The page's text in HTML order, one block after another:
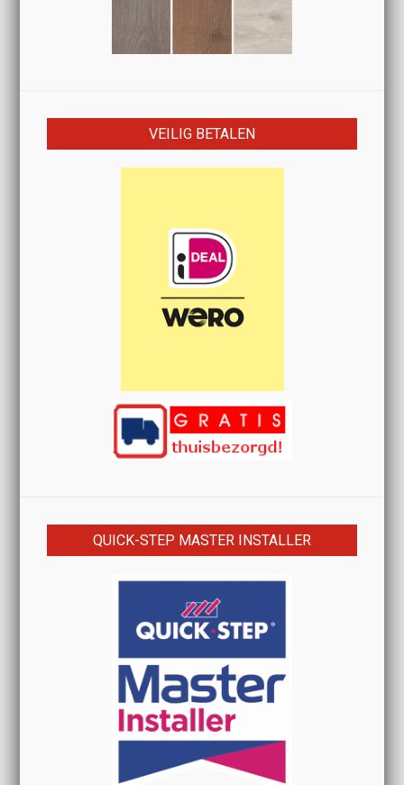
VEILIG BETALEN
QUICK-STEP MASTER INSTALLER